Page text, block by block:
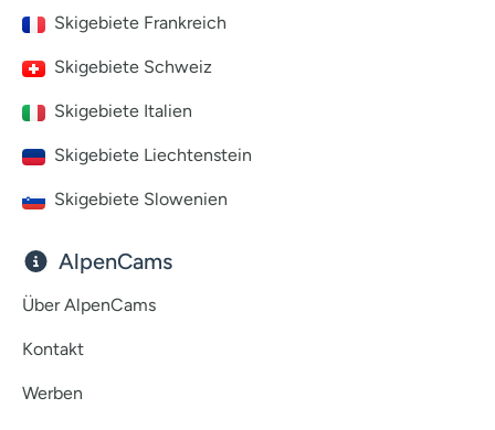
Skigebiete Frankreich
Skigebiete Schweiz
Skigebiete Italien
Skigebiete Liechtenstein
Skigebiete Slowenien
AlpenCams
Über AlpenCams
Kontakt
Werben